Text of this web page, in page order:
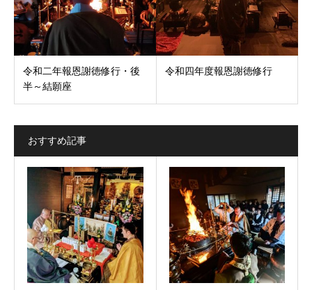
令和二年報恩謝徳修行・後
半～結願座
令和四年度報恩謝徳修行
おすすめ記事